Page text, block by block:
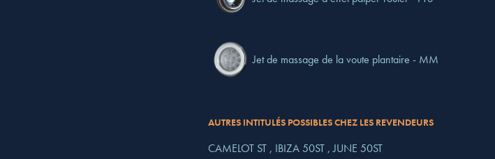
Jet de massage de la voute plantaire - MM
AUTRES INTITULÉS POSSIBLES CHEZ LES REVENDEURS
CAMELOT ST , IBIZA 50ST ,JUNE 50ST